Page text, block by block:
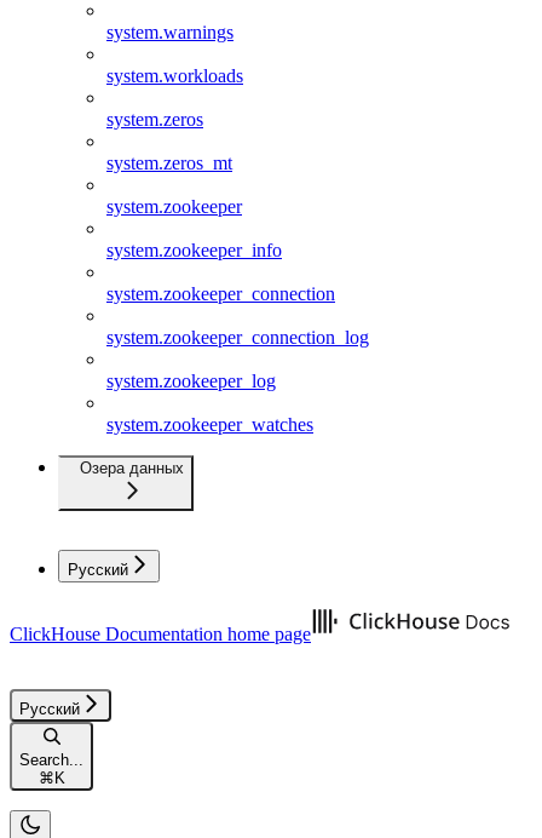
system.warnings
system.workloads
system.zeros
system.zeros_mt
system.zookeeper
system.zookeeper_info
system.zookeeper_connection
system.zookeeper_connection_log
system.zookeeper_log
system.zookeeper_watches
Озера данных
Русский
ClickHouse Documentation home page
Русский
Search...
⌘K